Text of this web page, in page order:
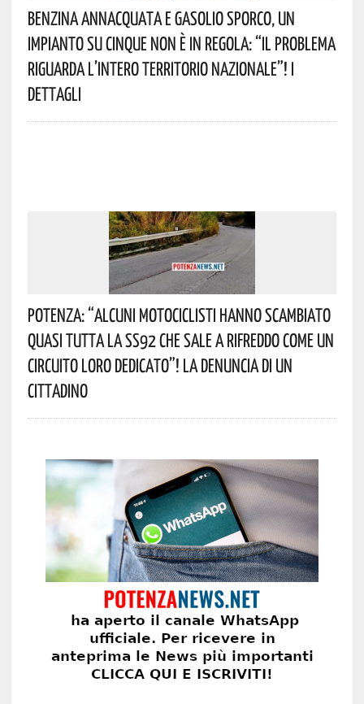
Benzina Annacquata E Gasolio Sporco, Un
Impianto Su Cinque Non È In Regola: “il Problema
Riguarda L’intero Territorio Nazionale”! I
Dettagli
Potenza: “alcuni Motociclisti Hanno Scambiato
Quasi Tutta La SS92 Che Sale A Rifreddo Come Un
Circuito Loro Dedicato”! La Denuncia Di Un
Cittadino